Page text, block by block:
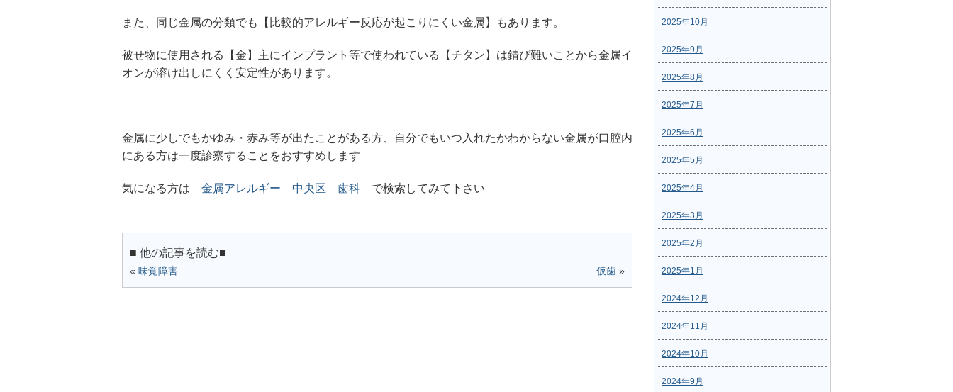
また、同じ金属の分類でも【比較的アレルギー反応が起こりにくい金属】もあります。
被せ物に使用される【金】主にインプラント等で使われている【チタン】は錆び難いことから金属イ
オンが溶け出しにくく安定性があります。
金属に少しでもかゆみ・赤み等が出たことがある方、自分でもいつ入れたかわからない金属が口腔内
にある方は一度診察することをおすすめします
気になる方は 金属アレルギー 中央区 歯科 で検索してみて下さい
■ 他の記事を読む■
« 味覚障害 仮歯 »
2025年10月
2025年9月
2025年8月
2025年7月
2025年6月
2025年5月
2025年4月
2025年3月
2025年2月
2025年1月
2024年12月
2024年11月
2024年10月
2024年9月